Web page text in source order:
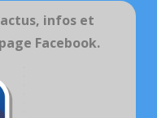
infos et
Facebook.